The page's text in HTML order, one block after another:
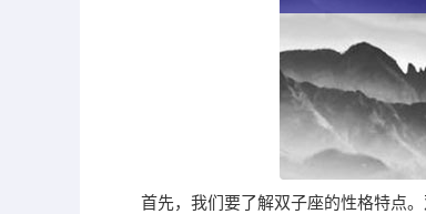
首先，我们要了解双子座的性格特点